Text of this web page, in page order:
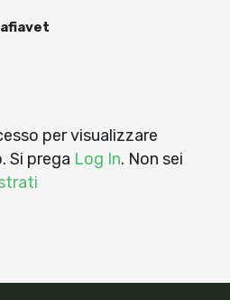
per visualizzare
Si prega Log In. Non sei